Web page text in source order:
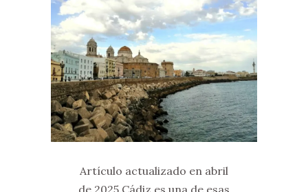
Artículo actualizado en abril
de 2025.Cádiz es una de esas